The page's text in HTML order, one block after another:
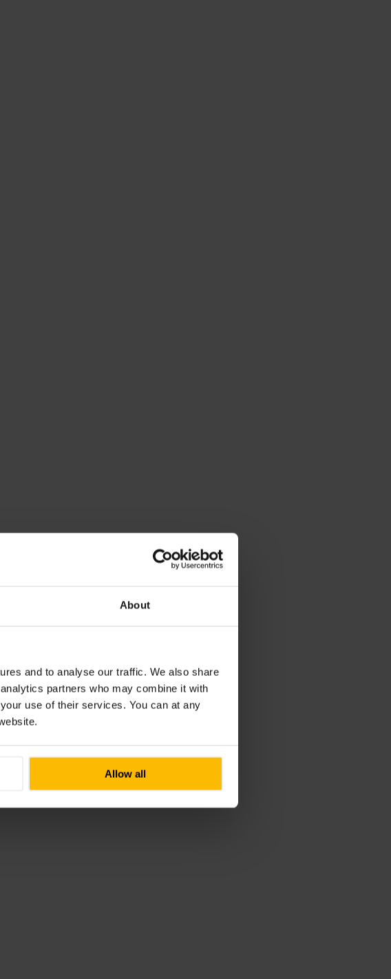
About
and to analyse our traffic. We also share
partners who may combine it with
use of their services. You can at any
Allow all